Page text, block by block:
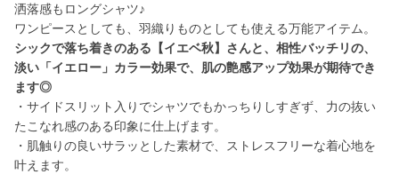
洒落感もロングシャツ♪
シックで落ち着きのある【イエベ秋】さんと、相性バッチリの、
淡い「イエロー」カラー効果で、肌の艶感アップ効果が期待でき
ます◎
・サイドスリット入りでシャツでもかっちりしすぎず、力の抜い
たこなれ感のある印象に仕上げます。
・肌触りの良いサラッとした素材で、ストレスフリーな着心地を
叶えます。